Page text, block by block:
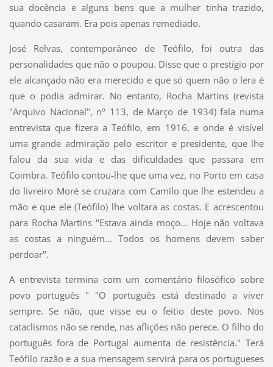
sua docência e alguns bens que a mulher tinha trazido,
quando casaram. Era pois apenas remediado.
José Relvas, contemporâneo de Teófilo, foi outra das
personalidades que não o poupou. Disse que o prestígio por
ele alcançado não era merecido e que só quem não o lera é
que o podia admirar. No entanto, Rocha Martins (revista
"Arquivo Nacional", nº 113, de Março de 1934) fala numa
entrevista que fizera a Teófilo, em 1916, e onde é visível
uma grande admiração pelo escritor e presidente, que lhe
falou da sua vida e das dificuldades que passara em
Coimbra. Teófilo contou-lhe que uma vez, no Porto em casa
do livreiro Moré se cruzara com Camilo que lhe estendeu a
mão e que ele (Teófilo) lhe voltara as costas. E acrescentou
para Rocha Martins "Estava ainda moço... Hoje não voltava
as costas a ninguém... Todos os homens devem saber
perdoar".
A entrevista termina com um comentário filosófico sobre
povo português " "O português está destinado a viver
sempre. Se não, que visse eu o feitio deste povo. Nos
cataclismos não se rende, nas aflições não perece. O filho do
português fora de Portugal aumenta de resistência." Terá
Teófilo razão e a sua mensagem servirá para os portugueses